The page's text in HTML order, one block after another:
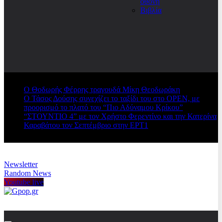
Βιβλία
Ο Θοδωρής Φέρρης τραγουδά Μίκη Θεοδωράκη
Ο Τάσος Δούσης συνεχίζει το ταξίδι του στο OPEN, με
προορισμό το πλατό του “Πιο Αδύναμου Κρίκου”
“ΣΤΟΥΝΤΙΟ 4” με τον Χρήστο Φερεντίνο και την Κατερίνα
Καραβάτου τον Σεπτέμβριο στην ΕΡΤ1
Newsletter
Random News
Youtube live